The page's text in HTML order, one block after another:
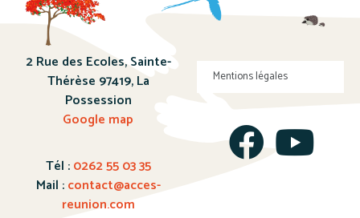
2 Rue des Ecoles, Sainte-
Thérèse 97419, La
Possession
Google map
Tél :0262 55 03 35
Mail :contact@acces-
reunion.com
Mentions légales